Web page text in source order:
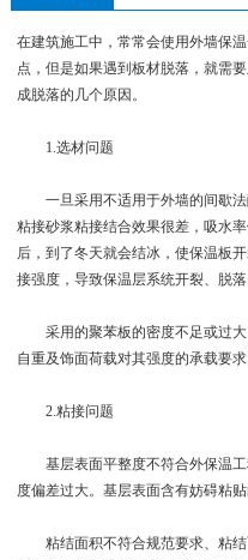
在建筑施工中，常常会使用外墙保
点，但是如果遇到板材脱落，就需
成脱落的几个原因。
1.选材问题
一旦采用不适用于外墙的间歇法
粘接砂浆粘接结合效果很差，吸水
后，到了冬天就会结冰，使保温板
接强度，导致保温层系统开裂、脱落
采用的聚苯板的密度不足或过大
自重及饰面荷载对其强度的承载要
2.粘接问题
基层表面平整度不符合外保温工
度偏差过大。基层表面含有妨碍粘
粘结面积不符合规范要求、粘结